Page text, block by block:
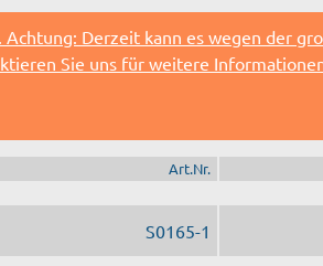
Derzeit kann es wegen der
Sie uns für weitere
Art.Nr.
S0165-1